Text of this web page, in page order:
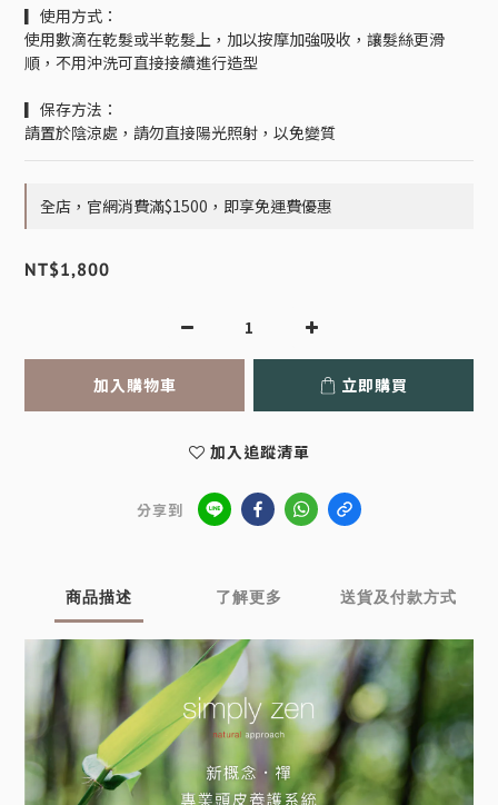
▎使用方式：
使用數滴在乾髮或半乾髮上，加以按摩加強吸收，讓髮絲更滑
順，不用沖洗可直接接續進行造型
▎保存方法：
請置於陰涼處，請勿直接陽光照射，以免變質
全店，官網消費滿$1500，即享免運費優惠
NT$1,800
加入購物車 立即購買
加入追蹤清單
分享到
商品描述 了解更多 送貨及付款方式